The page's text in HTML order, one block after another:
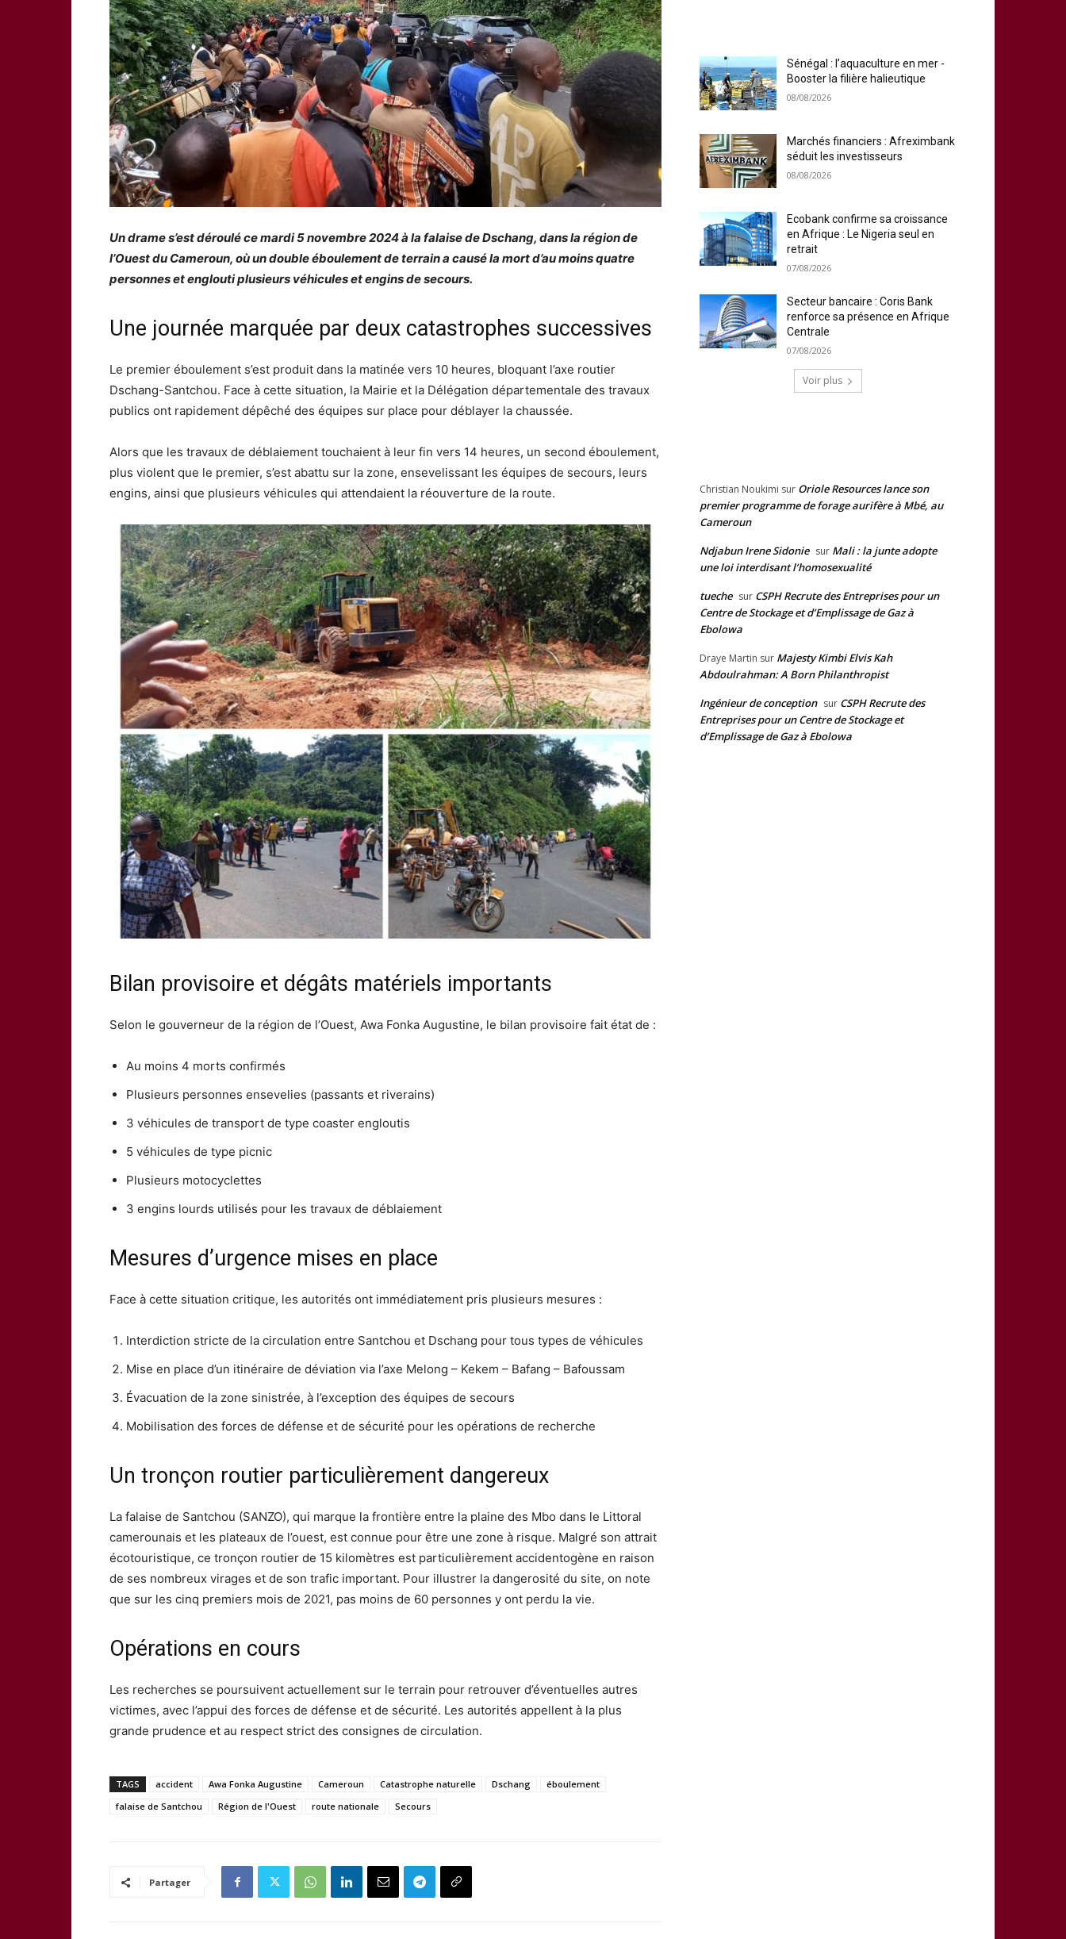
Un drame s’est déroulé ce mardi 5 novembre 2024 à la falaise de Dschang, dans la région de
l’Ouest du Cameroun, où un double éboulement de terrain a causé la mort d’au moins quatre
personnes et englouti plusieurs véhicules et engins de secours.
Une journée marquée par deux catastrophes successives
Le premier éboulement s’est produit dans la matinée vers 10 heures, bloquant l’axe routier
Dschang-Santchou. Face à cette situation, la Mairie et la Délégation départementale des travaux
publics ont rapidement dépêché des équipes sur place pour déblayer la chaussée.
Alors que les travaux de déblaiement touchaient à leur fin vers 14 heures, un second éboulement,
plus violent que le premier, s’est abattu sur la zone, ensevelissant les équipes de secours, leurs
engins, ainsi que plusieurs véhicules qui attendaient la réouverture de la route.
Bilan provisoire et dégâts matériels importants
Selon le gouverneur de la région de l’Ouest, Awa Fonka Augustine, le bilan provisoire fait état de :
Au moins 4 morts confirmés
Plusieurs personnes ensevelies (passants et riverains)
3 véhicules de transport de type coaster engloutis
5 véhicules de type picnic
Plusieurs motocyclettes
3 engins lourds utilisés pour les travaux de déblaiement
Mesures d’urgence mises en place
Face à cette situation critique, les autorités ont immédiatement pris plusieurs mesures :
Interdiction stricte de la circulation entre Santchou et Dschang pour tous types de véhicules
Mise en place d’un itinéraire de déviation via l’axe Melong – Kekem – Bafang – Bafoussam
Évacuation de la zone sinistrée, à l’exception des équipes de secours
Mobilisation des forces de défense et de sécurité pour les opérations de recherche
Un tronçon routier particulièrement dangereux
La falaise de Santchou (SANZO), qui marque la frontière entre la plaine des Mbo dans le Littoral
camerounais et les plateaux de l’ouest, est connue pour être une zone à risque. Malgré son attrait
écotouristique, ce tronçon routier de 15 kilomètres est particulièrement accidentogène en raison
de ses nombreux virages et de son trafic important. Pour illustrer la dangerosité du site, on note
que sur les cinq premiers mois de 2021, pas moins de 60 personnes y ont perdu la vie.
Opérations en cours
Les recherches se poursuivent actuellement sur le terrain pour retrouver d’éventuelles autres
victimes, avec l’appui des forces de défense et de sécurité. Les autorités appellent à la plus
grande prudence et au respect strict des consignes de circulation.
TAGS accident Awa Fonka Augustine Cameroun Catastrophe naturelle Dschang
éboulement
falaise de Santchou
Région de l'Ouest route nationale Secours
Partager
Sénégal : l’aquaculture en mer -
Booster la filière halieutique
08/08/2026
Marchés financiers : Afreximbank
séduit les investisseurs
08/08/2026
Ecobank confirme sa croissance
en Afrique : Le Nigeria seul en
retrait
07/08/2026
Secteur bancaire : Coris Bank
renforce sa présence en Afrique
Centrale
07/08/2026
Voir plus
Christian Noukimi sur Oriole Resources lance son
premier programme de forage aurifère à Mbé, au
Cameroun
Ndjabun Irene Sidonie sur Mali : la junte adopte
une loi interdisant l’homosexualité
tueche sur CSPH Recrute des Entreprises pour un
Centre de Stockage et d’Emplissage de Gaz à
Ebolowa
Draye Martin sur Majesty Kimbi Elvis Kah
Abdoulrahman: A Born Philanthropist
Ingénieur de conception sur CSPH Recrute des
Entreprises pour un Centre de Stockage et
d’Emplissage de Gaz à Ebolowa